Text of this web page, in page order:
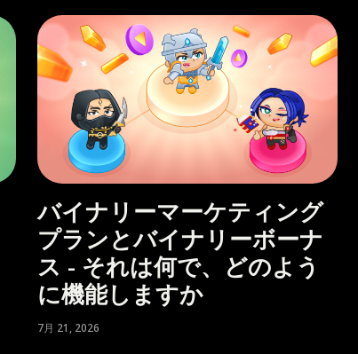
バイナリーマーケティング
プランとバイナリーボーナ
ス - それは何で、どのよう
に機能しますか
7月 21, 2026